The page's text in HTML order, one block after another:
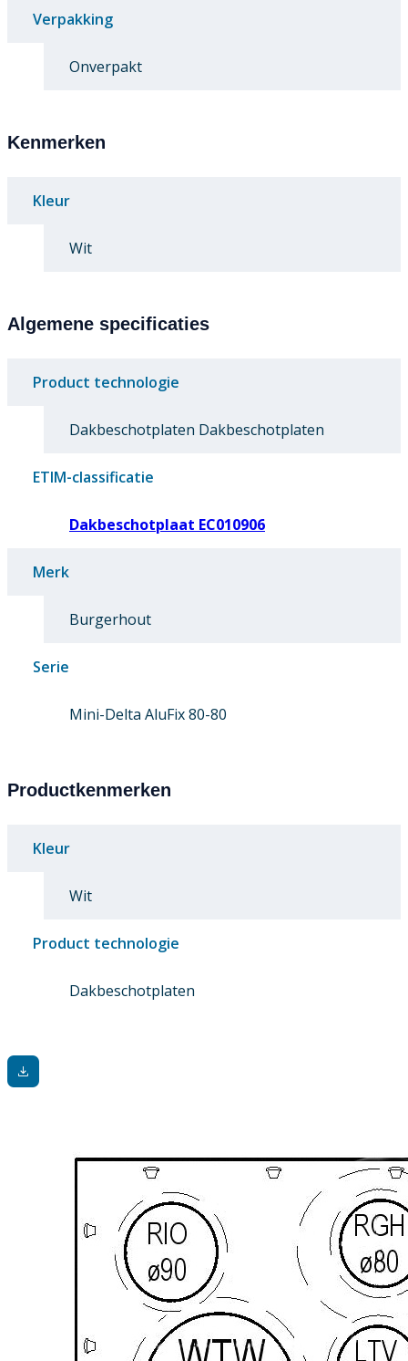
Verpakking
Onverpakt
Kenmerken
Kleur
Wit
Algemene specificaties
Product technologie
Dakbeschotplaten Dakbeschotplaten
ETIM-classificatie
Dakbeschotplaat EC010906
Merk
Burgerhout
Serie
Mini-Delta AluFix 80-80
Productkenmerken
Kleur
Wit
Product technologie
Dakbeschotplaten